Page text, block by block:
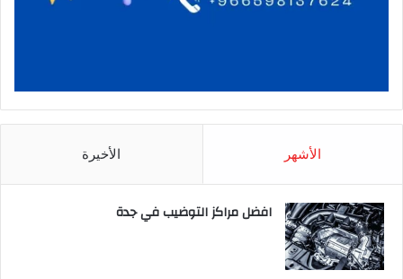
الأشهر الأخيرة
افضل مراكز التوضيب في جدة